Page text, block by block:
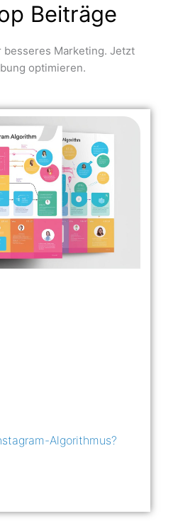
Beiträge
Marketing. Jetzt
optimieren.
Algorithmus?